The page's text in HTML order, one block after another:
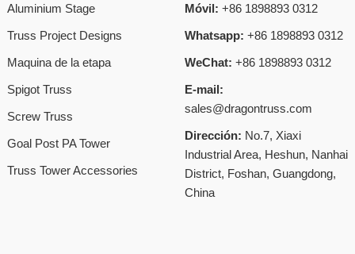
Aluminium Stage
Truss Project Designs
Maquina de la etapa
Spigot Truss
Screw Truss
Goal Post PA Tower
Truss Tower Accessories
Móvil: +86 1898893 0312
Whatsapp: +86 1898893 0312
WeChat: +86 1898893 0312
E-mail:
sales@dragontruss.com
Dirección: No.7, Xiaxi
Industrial Area, Heshun, Nanhai
District, Foshan, Guangdong,
China